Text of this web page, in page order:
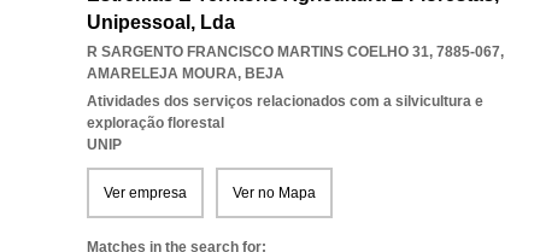
Unipessoal, Lda
R SARGENTO FRANCISCO MARTINS COELHO 31, 7885-067,
AMARELEJA MOURA, BEJA
Atividades dos serviços relacionados com a silvicultura e
exploração florestal
UNIP
Ver empresa Ver no Mapa
Matches in the search for: